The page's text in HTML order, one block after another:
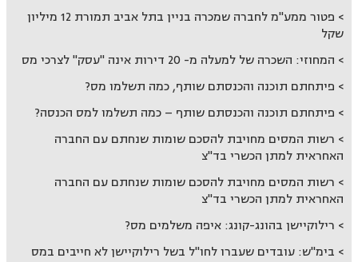
פטור ממע"מ לחברה שמכרה בניין בתל אביב תמורת 12 מיליון
שקל
המחוזי: השכרה של למעלה מ- 20 דירות אינה "עסק" לצרכי מס
פיתחתם תוכנה והכנסתם שותף, כמה תשלמו מס?
פיתחתם תוכנה והכנסתם שותף – כמה תשלמו למס הכנסה?
רשות המסים מחויבת להסכם שומות שנחתם עם החברה
האחראית למתן הכשרי בד"צ
רשות המסים מחויבת להסכם שומות שנחתם עם החברה
האחראית למתן הכשרי בד"צ
רילוקיישן בהונג-קונג: איפה משלמים מס?
בימ"ש: עובדים שעברו לחו"ל בשל רילוקיישן לא חייבים במס